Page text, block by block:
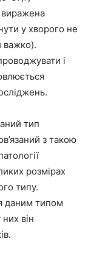
виражена
у хворого не
важко).
і
тип
з такою
розмірах
типу.
даним типом
він